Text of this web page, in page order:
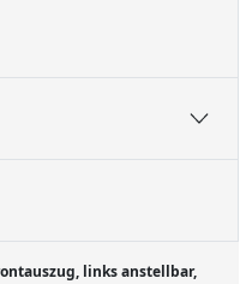
links anstellbar,